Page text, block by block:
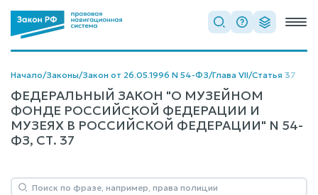
Начало/Законы/Закон от 26.05.1996 N 54-ФЗ/Глава VII/Статья 37
ФЕДЕРАЛЬНЫЙ ЗАКОН "О МУЗЕЙНОМ
ФОНДЕ РОССИЙСКОЙ ФЕДЕРАЦИИ И
МУЗЕЯХ В РОССИЙСКОЙ ФЕДЕРАЦИИ" N 54-
ФЗ, СТ. 37